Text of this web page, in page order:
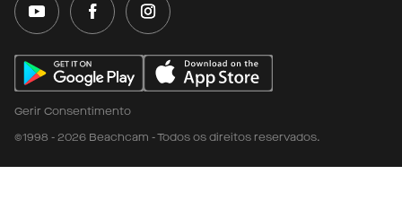
Gerir Consentimento
©1998 - 2026 Beachcam - Todos os direitos reservados.